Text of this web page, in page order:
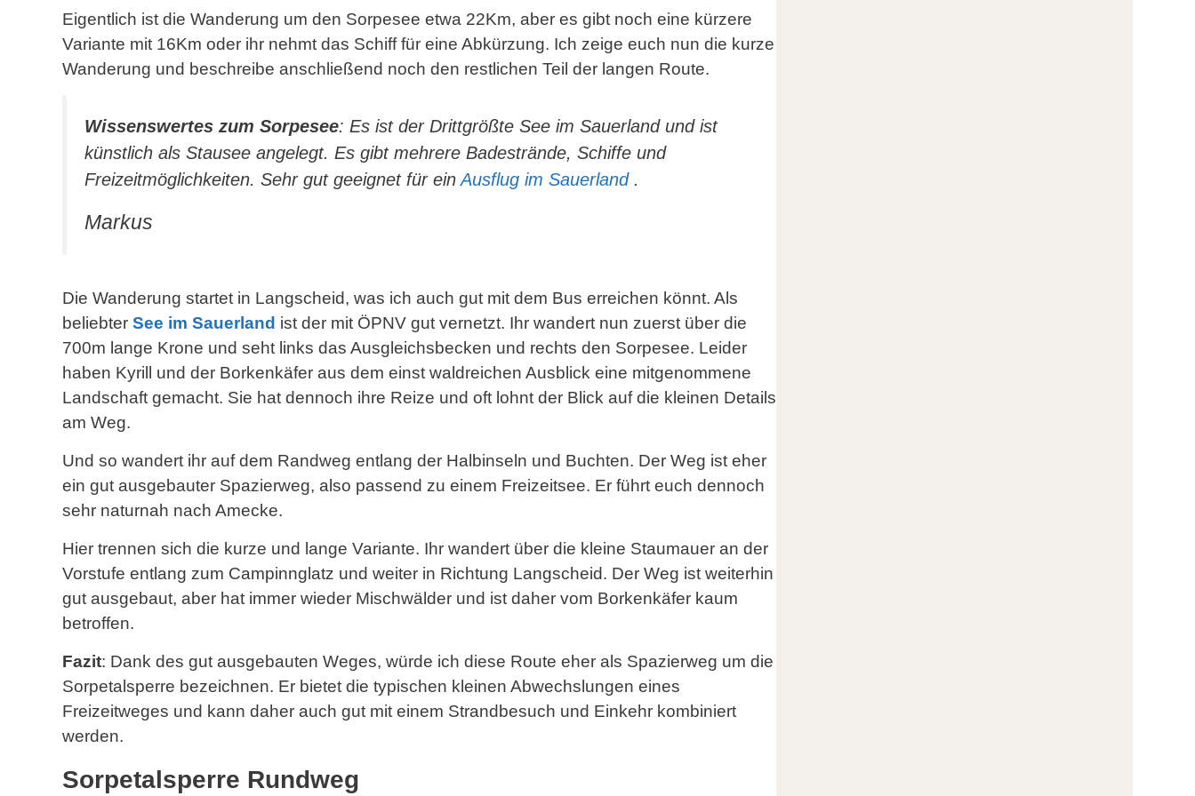
Eigentlich ist die Wanderung um den Sorpesee etwa 22Km, aber es gibt noch eine kürzere
Variante mit 16Km oder ihr nehmt das Schiff für eine Abkürzung. Ich zeige euch nun die kurze
Wanderung und beschreibe anschließend noch den restlichen Teil der langen Route.
Wissenswertes zum Sorpesee: Es ist der Drittgrößte See im Sauerland und ist
künstlich als Stausee angelegt. Es gibt mehrere Badestrände, Schiffe und
Freizeitmöglichkeiten. Sehr gut geeignet für einAusflug im Sauerland.
Markus
Die Wanderung startet in Langscheid, was ich auch gut mit dem Bus erreichen könnt. Als
beliebter See im Sauerland ist der mit ÖPNV gut vernetzt. Ihr wandert nun zuerst über die
700m lange Krone und seht links das Ausgleichsbecken und rechts den Sorpesee. Leider
haben Kyrill und der Borkenkäfer aus dem einst waldreichen Ausblick eine mitgenommene
Landschaft gemacht. Sie hat dennoch ihre Reize und oft lohnt der Blick auf die kleinen Details
am Weg.
Und so wandert ihr auf dem Randweg entlang der Halbinseln und Buchten. Der Weg ist eher
ein gut ausgebauter Spazierweg, also passend zu einem Freizeitsee. Er führt euch dennoch
sehr naturnah nach Amecke.
Hier trennen sich die kurze und lange Variante. Ihr wandert über die kleine Staumauer an der
Vorstufe entlang zum Campinnglatz und weiter in Richtung Langscheid. Der Weg ist weiterhin
gut ausgebaut, aber hat immer wieder Mischwälder und ist daher vom Borkenkäfer kaum
betroffen.
Fazit: Dank des gut ausgebauten Weges, würde ich diese Route eher als Spazierweg um die
Sorpetalsperre bezeichnen. Er bietet die typischen kleinen Abwechslungen eines
Freizeitweges und kann daher auch gut mit einem Strandbesuch und Einkehr kombiniert
werden.
Sorpetalsperre Rundweg